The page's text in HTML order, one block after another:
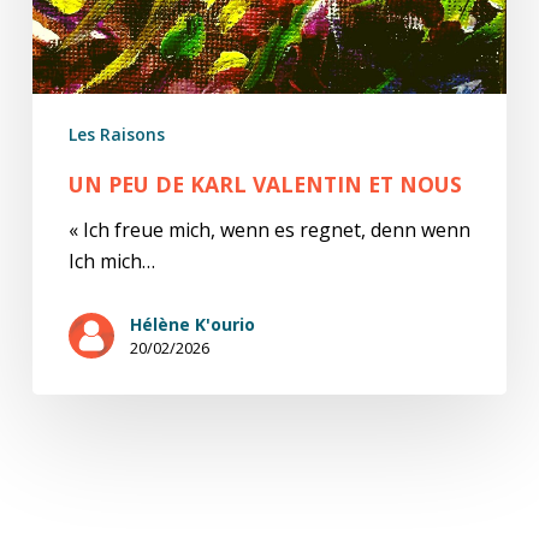
Les Raisons
UN PEU DE KARL VALENTIN ET NOUS
« Ich freue mich, wenn es regnet, denn wenn
Ich mich…
Hélène K'ourio
20/02/2026